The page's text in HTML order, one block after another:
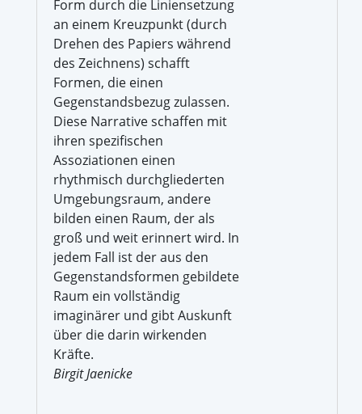
Form durch die Liniensetzung
an einem Kreuzpunkt (durch
Drehen des Papiers während
des Zeichnens) schafft
Formen, die einen
Gegenstandsbezug zulassen.
Diese Narrative schaffen mit
ihren spezifischen
Assoziationen einen
rhythmisch durchgliederten
Umgebungsraum, andere
bilden einen Raum, der als
groß und weit erinnert wird. In
jedem Fall ist der aus den
Gegenstandsformen gebildete
Raum ein vollständig
imaginärer und gibt Auskunft
über die darin wirkenden
Kräfte.
Birgit Jaenicke